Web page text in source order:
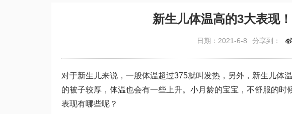
新生儿体温高的3大表现
日期：2021-6-8 分享到：
对于新生儿来说，一般体温超过375就叫发热，另外，新生儿体
的被子较厚，体温也会有一些上升。小月龄的宝宝，不舒服的
表现有哪些呢？